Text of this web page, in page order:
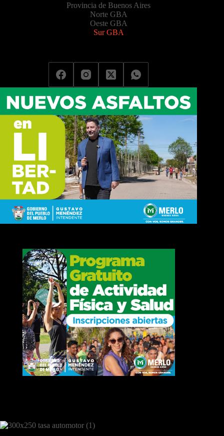
Provincia de Buenos Aires
Norte GBA
Oeste GBA
Sur GBA